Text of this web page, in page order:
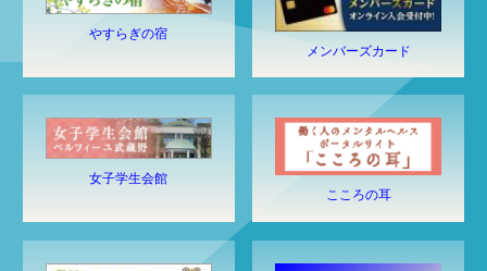
やすらぎの宿
メンバーズカード
女子学生会館
こころの耳